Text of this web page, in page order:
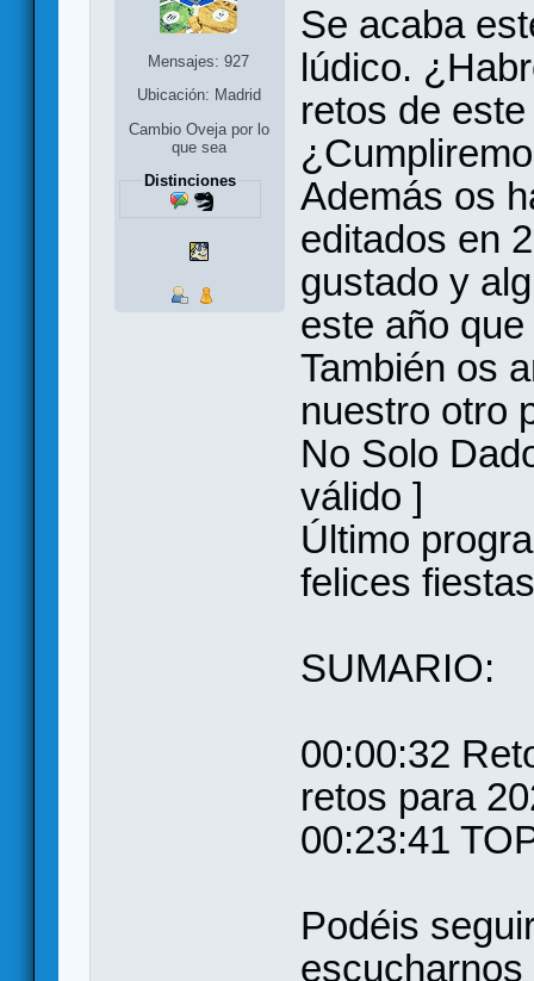
Mensajes: 927
Ubicación: Madrid
Cambio Oveja por lo
que sea
Distinciones
Se acaba
lúdico.
retos de
Además os
editados en
gustado y
este año
También os
nuestro otro
No Solo
válido ]
Último
felices
SUMARIO:
00:00:32
retos para
00:23:41
Podéis